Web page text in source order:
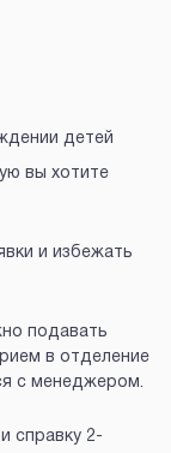
детей
вы хотите
и избежать
подавать
в отделение
с менеджером.
справку 2-